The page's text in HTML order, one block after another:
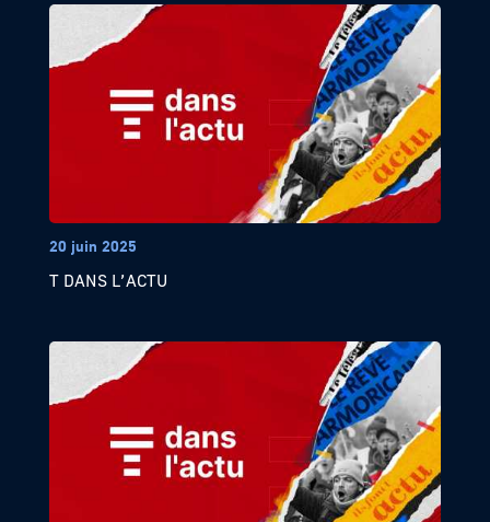
20 juin 2025
T DANS L’ACTU